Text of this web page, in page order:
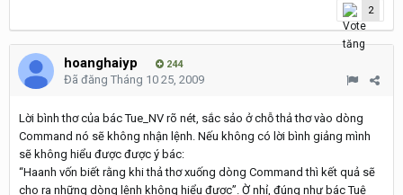
2
hoanghaiyp 244
Đã đăng Tháng 10 25, 2009
Lời bình thơ của bác Tue_NV rõ nét, sắc sảo ở chỗ thả thơ vào dòng
Command nó sẽ không nhận lệnh. Nếu không có lời bình giảng mình
sẽ không hiểu được được ý bác:
“Haanh vốn biết rằng khi thả thơ xuống dòng Command thì kết quả sẽ
cho ra những dòng lệnh không hiểu được”. Ờ nhỉ, đúng như bác Tuệ